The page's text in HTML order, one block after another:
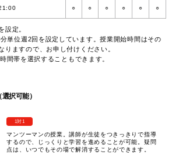
○ ○ ○ ○ ○ ○
設定。
単位週2回を設定しています。授業開始時間はその
りますので、お申し付けください。
間帯を選択することもできます。
択可能）
1対1
マンツーマンの授業。講師が生徒をつきっきりで指導
するので、じっくりと学習を進めることが可能。疑問
点は、いつでもその場で解消することができます。